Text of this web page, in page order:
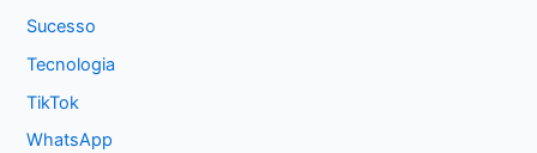
Sucesso
Tecnologia
TikTok
WhatsApp